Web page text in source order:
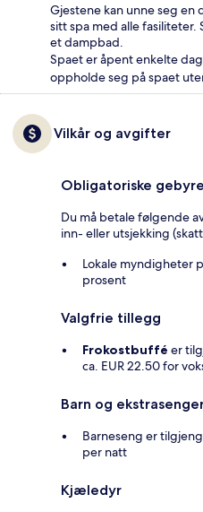
Gjestene kan unne seg
sitt spa med alle
et dampbad.
Spaet er åpent enkelte
oppholde seg på spaet
Vilkår og avgifter
Obligatoriske
Du må betale følgende
inn- eller utsjekking
Lokale myndigheter
prosent
Valgfrie tillegg
Frokostbuffé er
ca. EUR 22.50 for
Barn og
Barneseng er
per natt
Kjæledyr